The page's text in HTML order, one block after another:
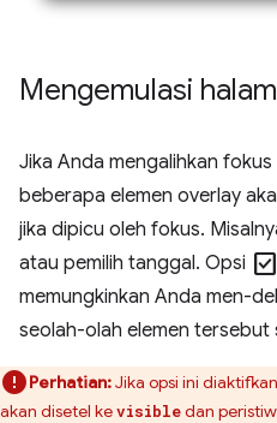
Mengemulasi
Jika Anda mengalihkan
beberapa elemen overlay
jika dipicu oleh fokus.
atau pemilih tanggal. Opsi check_box
memungkinkan Anda men-
seolah-olah elemen tersebut
Perhatian:Jika opsi ini
akan disetel kevisibledan